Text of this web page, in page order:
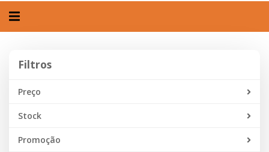
Alternar
Filtros
Preço
Stock
Promoção